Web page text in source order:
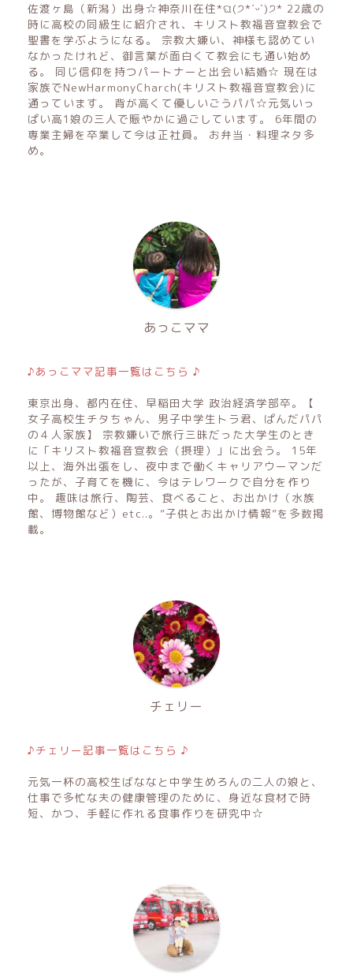
佐渡ヶ島（新潟）出身☆神奈川在住*ଘ(੭*ˊᵕˋ)੭* 22歳の
時に高校の同級生に紹介され、キリスト教福音宣教会で
聖書を学ぶようになる。 宗教大嫌い、神様も認めてい
なかったけれど、御言葉が面白くて教会にも通い始め
る。 同じ信仰を持つパートナーと出会い結婚☆ 現在は
家族でNewHarmonyCharch(キリスト教福音宣教会)に
通っています。 背が高くて優しいごうパパ☆元気いっ
ぱい高1娘の三人で賑やかに過ごしています。 6年間の
専業主婦を卒業して今は正社員。 お弁当・料理ネタ多
め。
あっこママ
♪あっこママ記事一覧はこちら ♪
東京出身、都内在住、早稲田大学 政治経済学部卒。【
女子高校生チタちゃん、男子中学生トラ君、ぱんだパパ
の４人家族】 宗教嫌いで旅行三昧だった大学生のとき
に「キリスト教福音宣教会（摂理）」に出会う。 15年
以上、海外出張をし、夜中まで働くキャリアウーマンだ
ったが、子育てを機に、今はテレワークで自分を作り
中。 趣味は旅行、陶芸、食べること、お出かけ（水族
館、博物館など）etc..。”子供とお出かけ情報”を多数掲
載。
チェリー
♪チェリー記事一覧はこちら ♪
元気一杯の高校生ばななと中学生めろんの二人の娘と、
仕事で多忙な夫の健康管理のために、身近な食材で時
短、かつ、手軽に作れる食事作りを研究中☆